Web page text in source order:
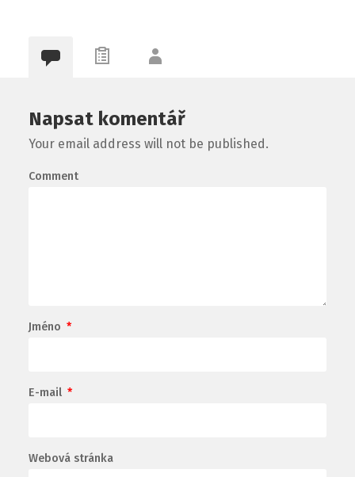
Napsat komentář
Your email address will not be published.
Comment
Jméno *
E-mail *
Webová stránka